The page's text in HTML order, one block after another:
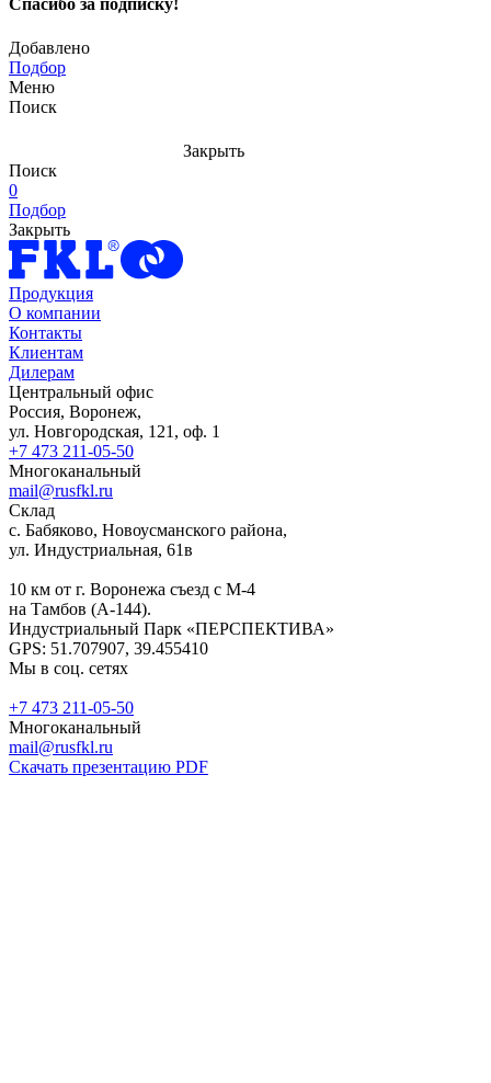
Спасибо за подписку!
Добавлено
Подбор
Меню
Поиск
Закрыть
Поиск
0
Подбор
Закрыть
Продукция
О компании
Контакты
Клиентам
Дилерам
Центральный офис
Россия, Воронеж,
ул. Новгородская, 121, оф. 1
+7 473 211-05-50
Многоканальный
mail@rusfkl.ru
Склад
с. Бабяково, Новоусманского района,
ул. Индустриальная, 61в
10 км от г. Воронежа съезд с М-4
на Тамбов (А-144).
Индустриальный Парк «ПЕРСПЕКТИВА»
GPS: 51.707907, 39.455410
Мы в соц. сетях
+7 473 211-05-50
Многоканальный
mail@rusfkl.ru
Скачать презентацию PDF